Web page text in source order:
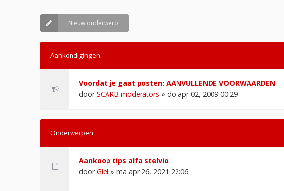
Nieuw onderwerp
Aankondigingen
Voordat je gaat posten: AANVULLENDE VOORWAARDEN
doorSCARB moderators » do apr 02, 2009 00:29
Onderwerpen
Aankoop tips alfa stelvio
doorGiel » ma apr 26, 2021 22:06